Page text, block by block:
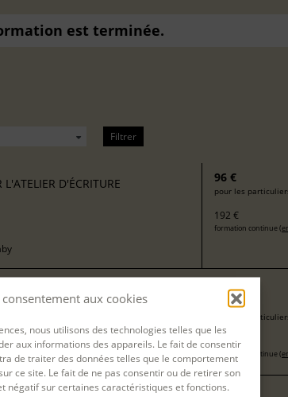
consentement aux cookies
nous utilisons des technologies telles que les
aux informations des appareils. Le fait de consentir
de traiter des données telles que le comportement
ce site. Le fait de ne pas consentir ou de retirer son
négatif sur certaines caractéristiques et fonctions.
est terminée.
Filtrer
L'ATELIER D'ÉCRITURE 96 €
pour les
192 €
formation continue (
L'ATELIER D'ÉCRITURE 136 €
pour les
272 €
formation continue (